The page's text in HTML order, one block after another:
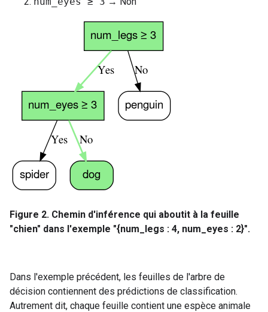
Figure 2. Chemin d'inférence qui aboutit à la feuille
"chien" dans l'exemple "{num_legs : 4, num_eyes : 2}".
Dans l'exemple précédent, les feuilles de l'arbre de
décision contiennent des prédictions de classification.
Autrement dit, chaque feuille contient une espèce animale